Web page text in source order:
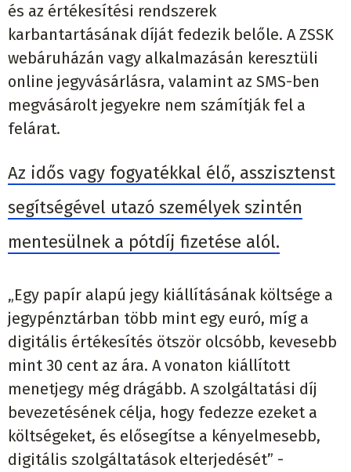
és az értékesítési rendszerek
karbantartásának díját fedezik belőle. A ZSSK
webáruházán vagy alkalmazásán keresztüli
online jegyvásárlásra, valamint az SMS-ben
megvásárolt jegyekre nem számítják fel a
felárat.
Az idős vagy fogyatékkal élő, asszisztenst
segítségével utazó személyek szintén
mentesülnek a pótdíj fizetése alól.
„Egy papír alapú jegy kiállításának költsége a
jegypénztárban több mint egy euró, míg a
digitális értékesítés ötször olcsóbb, kevesebb
mint 30 cent az ára. A vonaton kiállított
menetjegy még drágább. A szolgáltatási díj
bevezetésének célja, hogy fedezze ezeket a
költségeket, és elősegítse a kényelmesebb,
digitális szolgáltatások elterjedését” -